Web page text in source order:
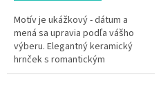
Motív je ukážkový - dátum a
mená sa upravia podľa vášho
výberu. Elegantný keramický
hrnček s romantickým
svadobným motívom je krásnou